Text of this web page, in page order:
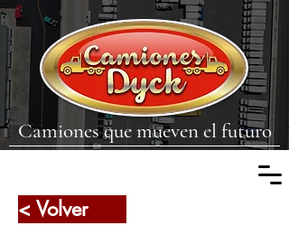
Camiones que mueven el futuro
< Volver